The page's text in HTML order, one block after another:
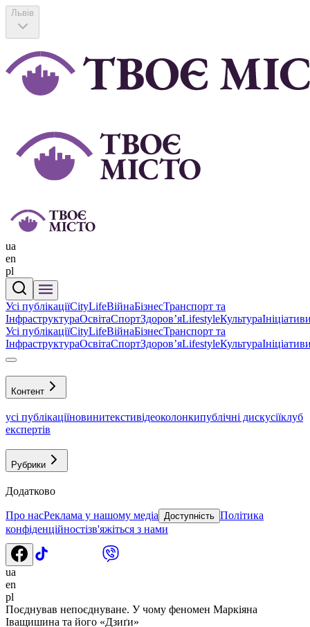
Львів
ua
en
pl
Усі публікаціїCityLifeВійнаБізнесТранспорт та
ІнфраструктураОсвітаСпортЗдоровʼяLifestyleКультура
Усі публікаціїCityLifeВійнаБізнесТранспорт та
ІнфраструктураОсвітаСпортЗдоровʼяLifestyleКультура
Контент
усі публікаціїновинитекстивідеоколонкипублічні дискусіїклуб
експертів
Рубрики
Додатково
Про насРеклама у нашому медіа Доступність Політика
конфіденційностізв'яжіться з нами
ua
en
pl
Поєднував непоєднуване. У чому феномен Маркіяна
Іващишина та його «Дзиґи»